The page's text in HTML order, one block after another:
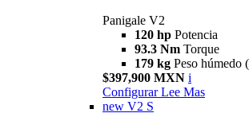
Panigale V2
120 hp Potencia
93.3 Nm Torque
179 kg Peso húmedo
$397,900 MXN i
Configurar Lee Mas
new V2 S